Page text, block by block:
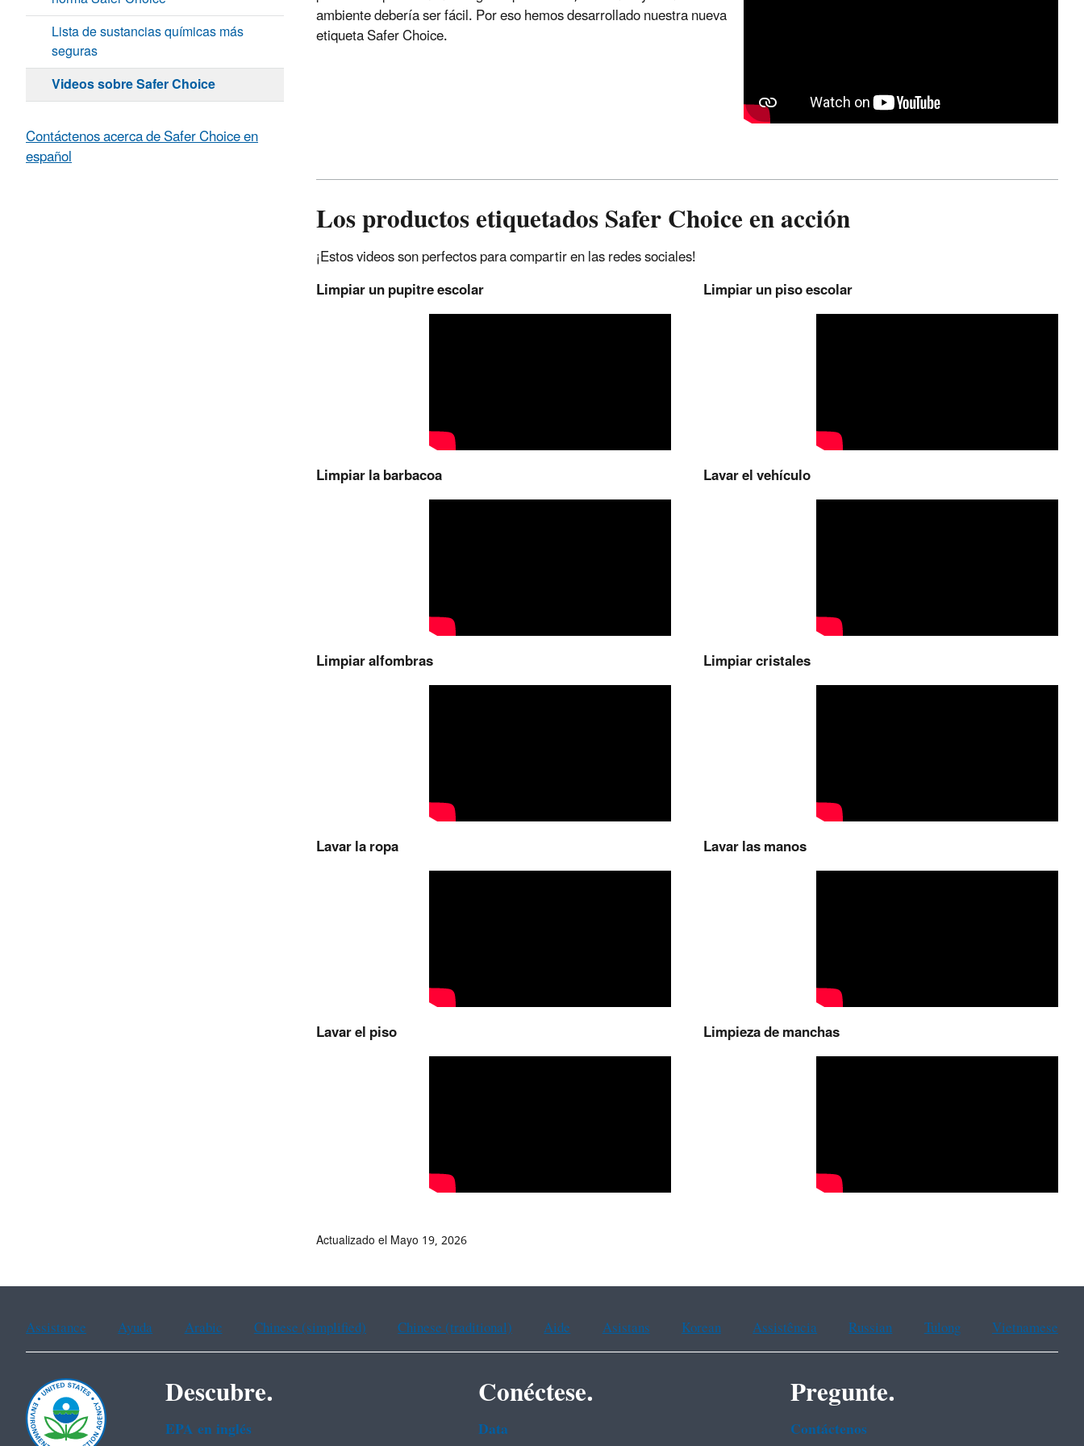
ambiente debería ser fácil. Por eso hemos desarrollado nuestra nueva
etiqueta Safer Choice.
Los productos etiquetados Safer Choice en acción
¡Estos videos son perfectos para compartir en las redes sociales!
Limpiar un pupitre escolar
Limpiar un piso escolar
Limpiar la barbacoa Lavar el vehículo
Limpiar alfombras Limpiar cristales
Lavar la ropa Lavar las manos
Lavar el piso Limpieza de manchas
Lista de sustancias químicas más
seguras
Videos sobre Safer Choice
Contáctenos acerca de Safer Choice en
español
Actualizado el Mayo 19, 2026
Assistance Ayuda Arabic Chinese (simplified) Chinese (traditional) Aide Asistans Korean Assistência Russian Tulong Vietnamese
Descubre.
EPA en ingl‌és
Conéctese.
Data
Pregunte.
Contáctenos